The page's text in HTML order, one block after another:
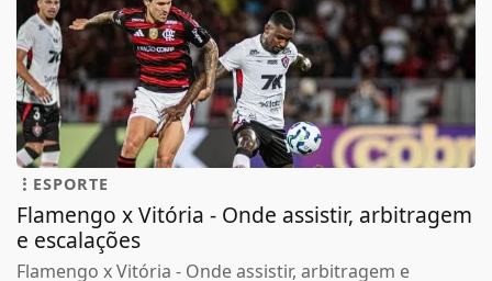
ESPORTE
Flamengo x Vitória - Onde assistir, arbitragem
e escalações
Flamengo x Vitória - Onde assistir, arbitragem e